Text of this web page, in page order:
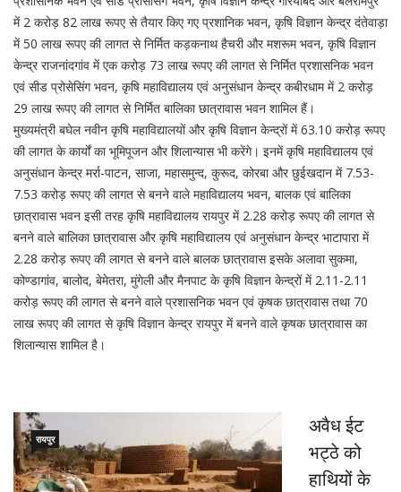
में 2 करोड़ 82 लाख रूपए से तैयार किए गए प्रशानिक भवन, कृषि विज्ञान केन्द्र दंतेवाड़ा
में 50 लाख रूपए की लागत से निर्मित कड़कनाथ हैचरी और मशरूम भवन, कृषि विज्ञान
केन्द्र राजनांदगांव में एक करोड़ 73 लाख रूपए की लागत से निर्मित प्रशासनिक भवन
एवं सीड प्रोसेसिंग भवन, कृषि महाविद्यालय एवं अनुसंधान केन्द्र कबीरधाम में 2 करोड़
29 लाख रूपए की लागत से निर्मित बालिका छात्रावास भवन शामिल हैं।
मुख्यमंत्री बघेल नवीन कृषि महाविद्यालयों और कृषि विज्ञान केन्द्रों में 63.10 करोड़ रूपए
की लागत के कार्यों का भूमिपूजन और शिलान्यास भी करेंगे। इनमें कृषि महाविद्यालय एवं
अनुसंधान केन्द्र मर्रा-पाटन, साजा, महासमुन्द, कुरूद, कोरबा और छुईखदान में 7.53-
7.53 करोड़ रूपए की लागत से बनने वाले महाविद्यालय भवन, बालक एवं बालिका
छात्रावास भवन इसी तरह कृषि महाविद्यालय रायपुर में 2.28 करोड़ रूपए की लागत से
बनने वाले बालिका छात्रावास और कृषि महाविद्यालय एवं अनुसंधान केन्द्र भाटापारा में
2.28 करोड़ रूपए की लागत से बनने वाले बालक छात्रावास इसके अलावा सुकमा,
कोण्डागांव, बालोद, बेमेतरा, मुंगेली और मैनपाट के कृषि विज्ञान केन्द्रों में 2.11-2.11
करोड़ रूपए की लागत से बनने वाले प्रशासनिक भवन एवं कृषक छात्रावास तथा 70
लाख रूपए की लागत से कृषि विज्ञान केन्द्र रायपुर में बनने वाले कृषक छात्रावास का
शिलान्यास शामिल है।
रायपुर
अवैध ईट
भट्ठे को
हाथियों के